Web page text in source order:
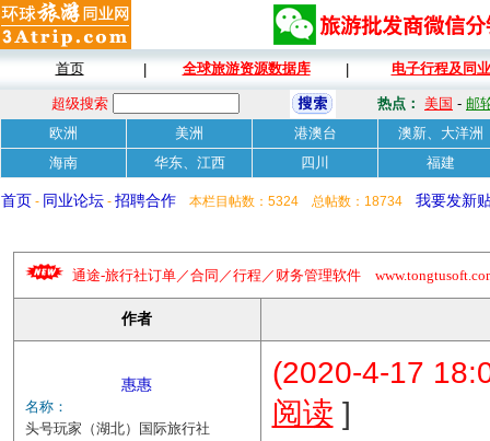
首页 全球旅游资源数据库 电子行程及同
超级搜索 热点： 美国 - 邮
欧洲
美洲 港澳台
澳新、大洋洲
海南
华东、江西 四川 福建
首页 - 同业论坛 - 招聘合作 本栏目帖数：5324 总帖数：18734 我要发新
通途-旅行社订单／合同／行程／财务管理软件
作者
惠惠
名称：
头号玩家（湖北）国际旅行社
(2020-4-17
阅读 ]